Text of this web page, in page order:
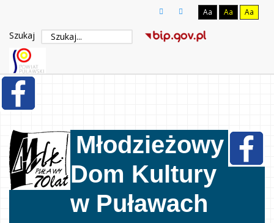
Aa Aa Aa
Szukaj
Młodzieżowy
Dom Kultury
w Puławach